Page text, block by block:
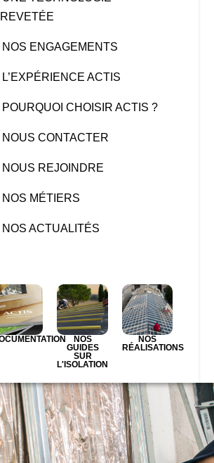
NOS ENGAGEMENTS
L’EXPÉRIENCE ACTIS
POURQUOI CHOISIR ACTIS ?
NOUS CONTACTER
NOUS REJOINDRE
NOS MÉTIERS
NOS ACTUALITÉS
NOS
GUIDES
SUR
L'ISOLATION
NOS
RÉALISATIONS